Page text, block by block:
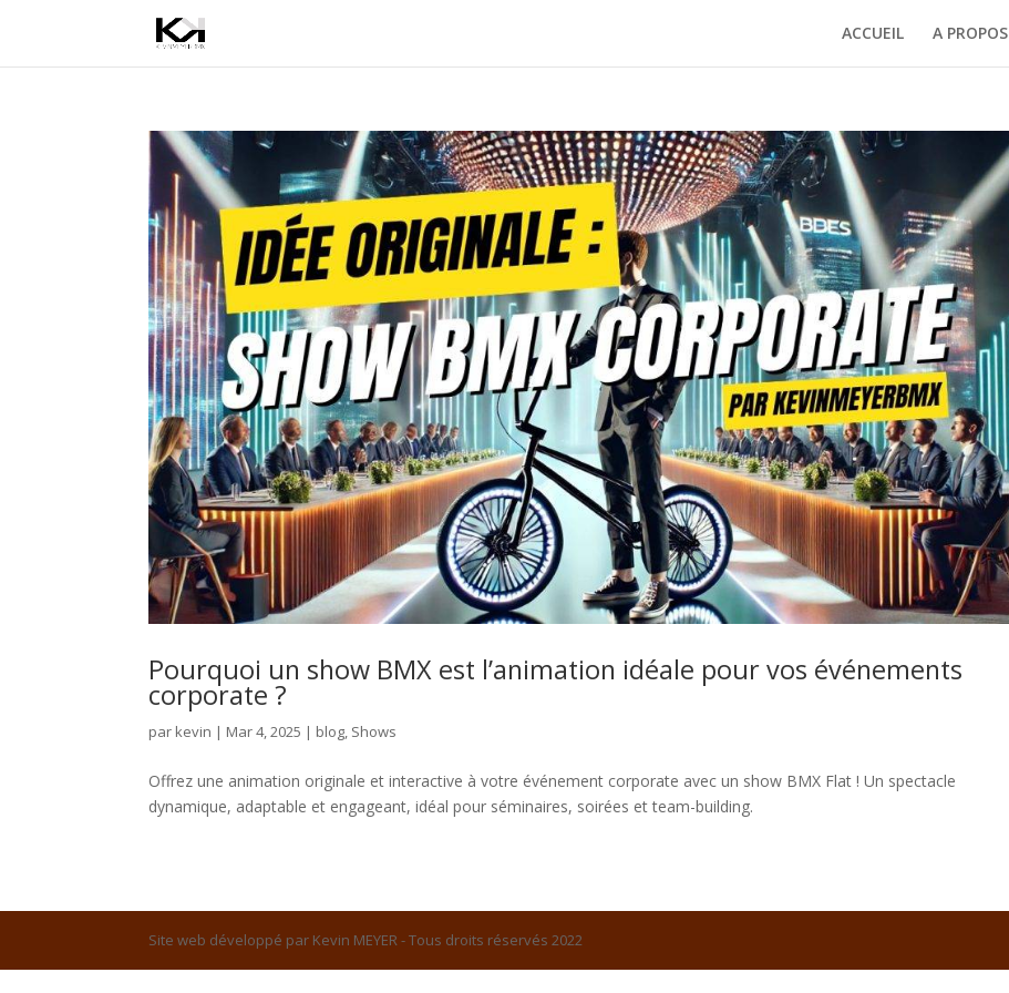
ACCUEIL A PROPOS
Pourquoi un show BMX est l’animation idéale pour vos événements
corporate ?
par kevin | Mar 4, 2025 | blog, Shows
Offrez une animation originale et interactive à votre événement corporate avec un show BMX Flat ! Un spectacle
dynamique, adaptable et engageant, idéal pour séminaires, soirées et team-building.
Site web développé par Kevin MEYER - Tous droits réservés 2022